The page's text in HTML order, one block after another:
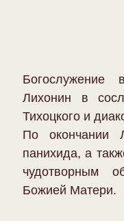
Богослужение
Лихонин в
Тихоцкого и
По окончании
панихида, а
чудотворным
Божией Матери.